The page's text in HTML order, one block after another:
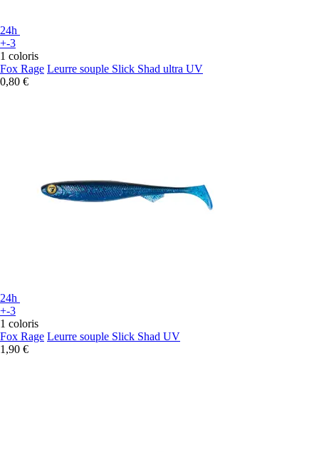
24h
+-3
1 coloris
Fox Rage Leurre souple Slick Shad ultra UV
0,80 €
24h
+-3
1 coloris
Fox Rage Leurre souple Slick Shad UV
1,90 €